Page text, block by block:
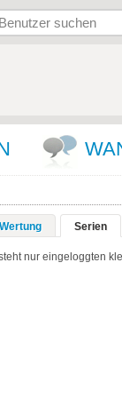
Serien
nur eingeloggten